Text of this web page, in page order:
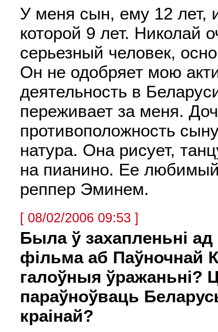
У меня сын, ему 12 лет,
которой 9 лет. Николай
серьезный человек,
Он не одобряет мою
деятельность в
переживает за меня.
противоположность
натура. Она рисует,
на пианино. Ее
реппер Эминем.
[ 08/02/2006 09:53 ]
Была ў захапленьні
фільма аб Паўночнай
галоўныя ўражаньні?
параўноўваць
краінай?